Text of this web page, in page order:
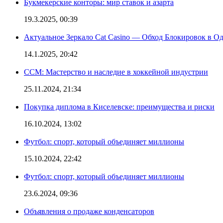
Букмекерские конторы: мир ставок и азарта
19.3.2025, 00:39
Актуальное Зеркало Cat Casino — Обход Блокировок в
14.1.2025, 20:42
CCM: Мастерство и наследие в хоккейной индустрии
25.11.2024, 21:34
Покупка диплома в Киселевске: преимущества и риски
16.10.2024, 13:02
Футбол: спорт, который объединяет миллионы
15.10.2024, 22:42
Футбол: спорт, который объединяет миллионы
23.6.2024, 09:36
Объявления о продаже конденсаторов